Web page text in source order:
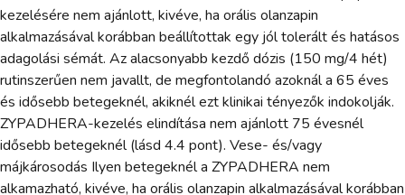
kezelésére nem ajánlott, kivéve, ha orális olanzapin
alkalmazásával korábban beállítottak egy jól tolerált és hatásos
adagolási sémát. Az alacsonyabb kezdő dózis (150 mg/4 hét)
rutinszerűen nem javallt, de megfontolandó azoknál a 65 éves
és idősebb betegeknél, akiknél ezt klinikai tényezők indokolják.
ZYPADHERA-kezelés elindítása nem ajánlott 75 évesnél
idősebb betegeknél (lásd 4.4 pont). Vese- és/vagy
májkárosodás Ilyen betegeknél a ZYPADHERA nem
alkamazható, kivéve, ha orális olanzapin alkalmazásával korábban